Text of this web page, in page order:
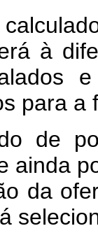
à
para a
de
ainda
da